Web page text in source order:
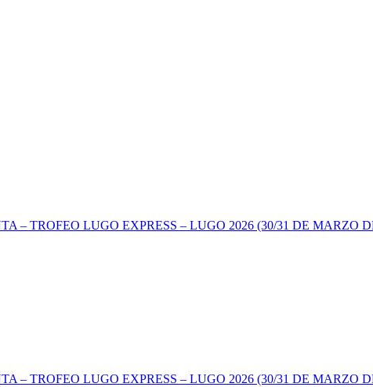
– TROFEO LUGO EXPRESS – LUGO 2026 (30/31 DE MARZO
– TROFEO LUGO EXPRESS – LUGO 2026 (30/31 DE MARZO